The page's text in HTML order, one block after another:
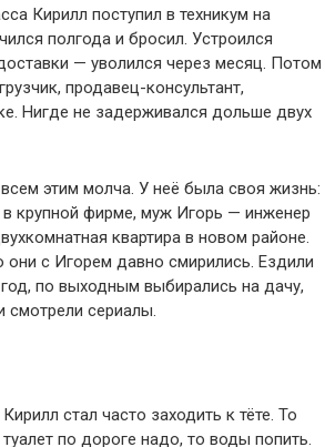
Кирилл поступил в техникум на
полгода и бросил. Устроился
— уволился через месяц. Потом
продавец-консультант,
Нигде не задерживался дольше двух
этим молча. У неё была своя жизнь:
в крупной фирме, муж Игорь — инженер
квартира в новом районе.
они с Игорем давно смирились. Ездили
по выходным выбирались на дачу,
смотрели сериалы.
стал часто заходить к тёте. То
по дороге надо, то воды попить.